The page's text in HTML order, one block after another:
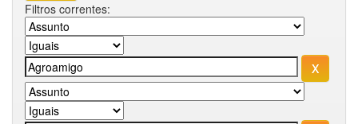
Filtros correntes: